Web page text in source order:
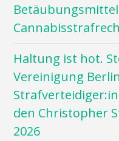
Haltung ist hot.
Vereinigung
den Christopher
2026